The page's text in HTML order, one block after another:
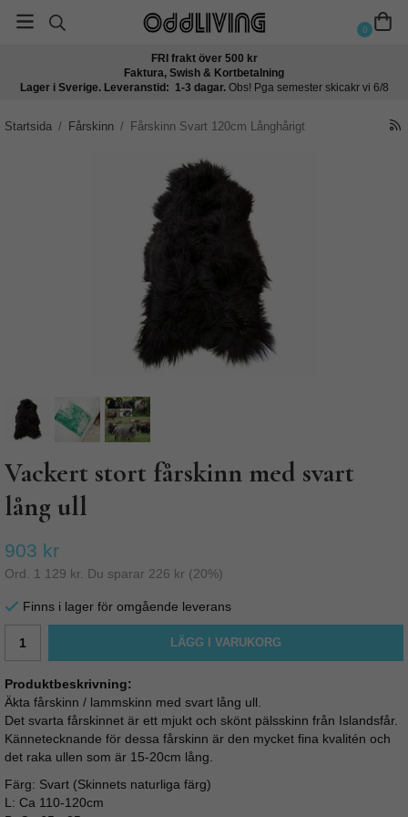
0
FRI frakt över 500 kr
Faktura, Swish & Kortbetalning
Lager i Sverige. Leveranstid: 1-3 dagar. Obs! Pga semester skicakr vi 6/8
Startsida / Fårskinn / Fårskinn Svart 120cm Långhårigt
Vackert stort fårskinn med svart
lång ull
903 kr
Ord. 1 129 kr . Du sparar 226 kr (20%)
Finns i lager för omgående leverans
LÄGG I VARUKORG
Produktbeskrivning:
Äkta fårskinn / lammskinn med svart lång ull.
Det svarta fårskinnet är ett mjukt och skönt pälsskinn från Islandsfår.
Kännetecknande för dessa fårskinn är den mycket fina kvalitén och
det raka ullen som är 15-20cm lång.
Färg: Svart (Skinnets naturliga färg)
L: Ca 110-120cm